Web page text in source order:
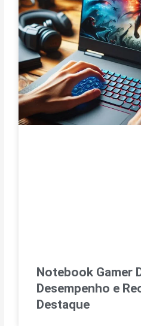
Notebook Gamer
Desempenho e
Destaque